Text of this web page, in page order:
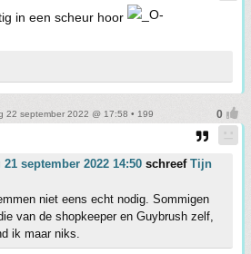
in een scheur hoor
22 september 2022 @ 17:58 • 199
september 2022 14:50 schreef Tijn
niet eens echt nodig. Sommigen
van de shopkeeper en Guybrush zelf,
ik maar niks.